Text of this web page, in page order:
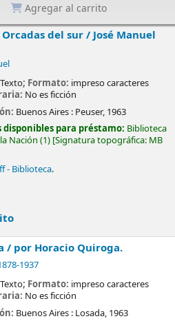
Agregar al carrito
del sur / José Manuel
Texto; Formato: impreso caracteres
No es ficción
Buenos Aires : Peuser, 1963
disponibles para préstamo: Biblioteca
Nación (1) Signatura topográfica: MB
- Biblioteca.
/ por Horacio Quiroga.
1937
Texto; Formato: impreso caracteres
No es ficción
Buenos Aires : Losada, 1963